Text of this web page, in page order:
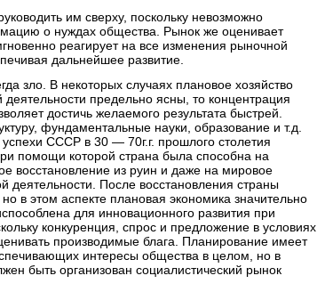
им сверху, поскольку невозможно
о нуждах общества. Рынок же оценивает
реагирует на все изменения рыночной
дальнейшее развитие.
зло. В некоторых случаях плановое хозяйство
предельно ясны, то концентрация
достичь желаемого результата быстрей.
фундаментальные науки, образование и т.д.
СССР в 30 — 70г.г. прошлого столетия
помощи которой страна была способна на
восстановление из руин и даже на мировое
деятельности. После восстановления страны
в этом аспекте плановая экономика значительно
для инновационного развития при
конкуренция, спрос и предложение в условиях
производимые блага. Планирование имеет
интересы общества в целом, но в
быть организован социалистический рынок